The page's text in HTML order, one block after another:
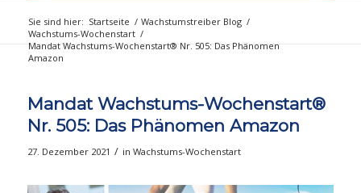
Sie sind hier: Startseite / Wachstumstreiber Blog /
Wachstums-Wochenstart /
Mandat Wachstums-Wochenstart® Nr. 505: Das Phänomen
Amazon
Mandat Wachstums-Wochenstart®
Nr. 505: Das Phänomen Amazon
27. Dezember 2021 / in Wachstums-Wochenstart